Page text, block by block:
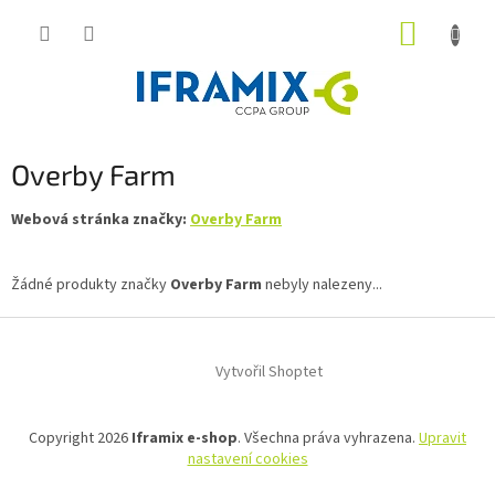
Overby Farm
Webová stránka značky: Overby Farm
Žádné produkty značky Overby Farm nebyly nalezeny...
Vytvořil Shoptet
Copyright 2026 Iframix e-shop. Všechna práva vyhrazena. Upravit
nastavení cookies